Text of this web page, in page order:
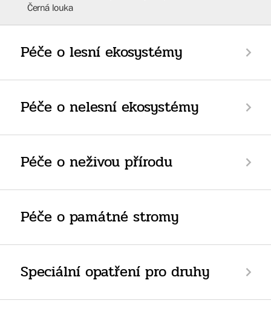
Černá louka
Péče o lesní ekosystémy
Péče o nelesní ekosystémy
Péče o neživou přírodu
Péče o památné stromy
Speciální opatření pro druhy